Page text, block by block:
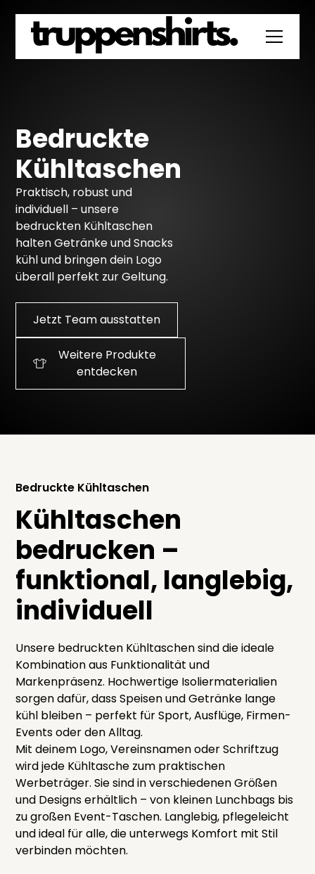
Bedruckte
Kühltaschen
Praktisch, robust und
individuell – unsere
bedruckten Kühltaschen
halten Getränke und Snacks
kühl und bringen dein Logo
überall perfekt zur Geltung.
Jetzt Team ausstatten
Weitere Produkte
entdecken
Bedruckte Kühltaschen
Kühltaschen
bedrucken –
funktional, langlebig,
individuell
Unsere bedruckten Kühltaschen sind die ideale
Kombination aus Funktionalität und
Markenpräsenz. Hochwertige Isoliermaterialien
sorgen dafür, dass Speisen und Getränke lange
kühl bleiben – perfekt für Sport, Ausflüge, Firmen-
Events oder den Alltag.
Mit deinem Logo, Vereinsnamen oder Schriftzug
wird jede Kühltasche zum praktischen
Werbeträger. Sie sind in verschiedenen Größen
und Designs erhältlich – von kleinen Lunchbags bis
zu großen Event-Taschen. Langlebig, pflegeleicht
und ideal für alle, die unterwegs Komfort mit Stil
verbinden möchten.